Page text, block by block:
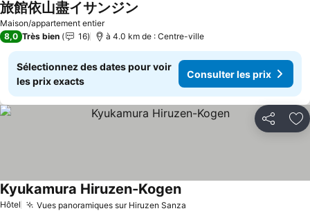
Maison/appartement entier
旅館依山盡イサンジン
8,0 Très bien 16 à 4.0 km de : Centre-ville
Sélectionnez des dates pour voir
les prix exacts
Consulter les prix
Partager
Hôtel Vues panoramiques sur Hiruzen Sanza
Kyukamura Hiruzen-Kogen